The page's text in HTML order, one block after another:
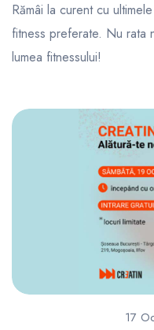
Rămâi la curent cu
fitness preferate. Nu rata
lumea fitnessului!
17